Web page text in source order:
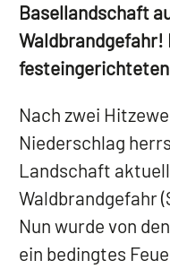
Basellandschaft
Waldbrandgefahr!
Nach zwei
Niederschlag
Landschaft
Waldbrandgefahr
Nun wurde von den
ein bedingtes